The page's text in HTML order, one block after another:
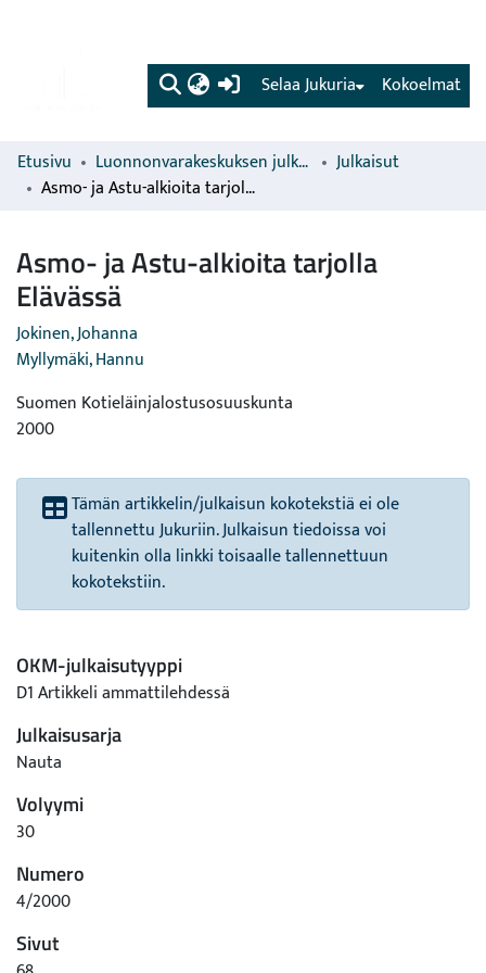
(current) Kokoelmat
Selaa Jukuria
Etusivu Luonnonvarakeskuksen julkaisut
Julkaisut
Asmo- ja Astu-alkioita tarjolla Elävässä
Asmo- ja Astu-alkioita tarjolla
Elävässä
Jokinen, Johanna
Myllymäki, Hannu
Suomen Kotieläinjalostusosuuskunta
2000
Tämän artikkelin/julkaisun kokotekstiä ei ole
tallennettu Jukuriin. Julkaisun tiedoissa voi
kuitenkin olla linkki toisaalle tallennettuun
kokotekstiin.
OKM-julkaisutyyppi
D1 Artikkeli ammattilehdessä
Julkaisusarja
Nauta
Volyymi
30
Numero
4/2000
Sivut